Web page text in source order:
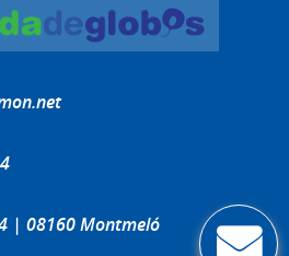
| 08160 Montmeló